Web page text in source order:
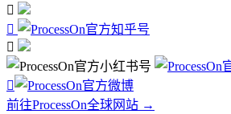




前往ProcessOn全球网站 →